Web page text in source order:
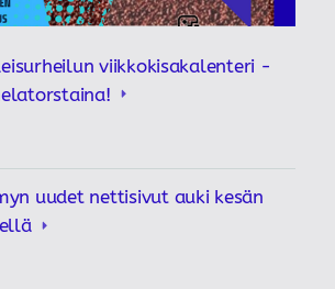
viikkokisakalenteri -
uudet nettisivut auki kesän